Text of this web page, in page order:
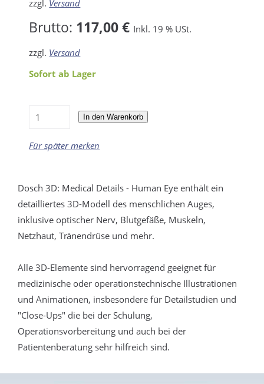
zzgl. Versand
Brutto: 117,00 € Inkl. 19 % USt.
zzgl. Versand
Sofort ab Lager
In den Warenkorb
Für später merken
Dosch 3D: Medical Details - Human Eye enthält ein
detailliertes 3D-Modell des menschlichen Auges,
inklusive optischer Nerv, Blutgefäße, Muskeln,
Netzhaut, Tränendrüse und mehr.
Alle 3D-Elemente sind hervorragend geeignet für
medizinische oder operationstechnische Illustrationen
und Animationen, insbesondere für Detailstudien und
"Close-Ups" die bei der Schulung,
Operationsvorbereitung und auch bei der
Patientenberatung sehr hilfreich sind.